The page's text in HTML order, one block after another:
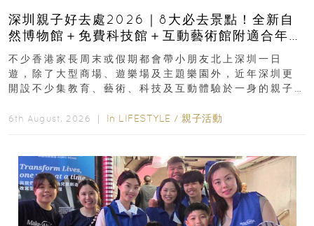
深圳親子好去處2026｜8大必去景點！全新自
然博物館＋免費科技館＋互動藝術館附適合年
齡、交通、門票、開放時間
不少香港家長周末或假期都會帶小朋友北上深圳一日
遊，除了大型商場、遊樂場及主題樂園外，近年深圳更
開設不少集教育、藝術、科技及互動體驗於一身的親子
6th August, 2026 ｜ In LIFESTYLE / 親子活動